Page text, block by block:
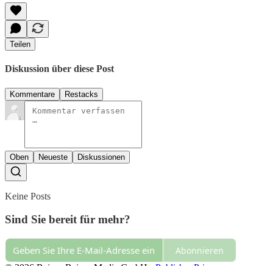
Teilen
Diskussion über diese Post
Kommentare Restacks
Oben Neueste Diskussionen
Keine Posts
Sind Sie bereit für mehr?
Abonnieren